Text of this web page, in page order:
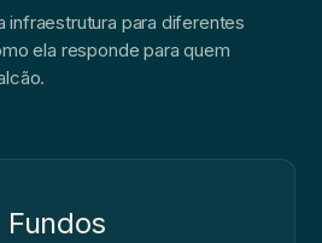
infraestrutura para diferentes
ela responde para quem